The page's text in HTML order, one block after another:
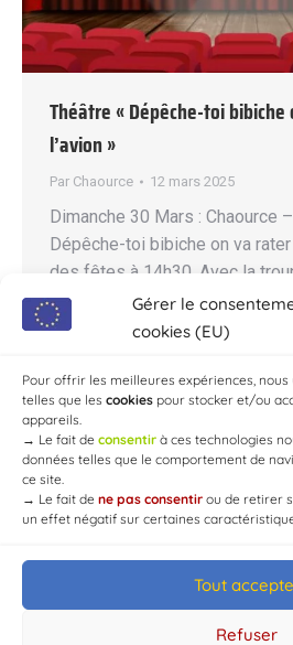
Gérer le
cookies (EU)
Pour offrir les meilleures expériences,
telles que les cookies pour stocker et/ou
appareils.
→ Le fait de consentir à ces technologies
données telles que le comportement de
ce site.
→ Le fait de ne pas consentir ou de retirer
un effet négatif sur certaines
Tout
Refuser
Théâtre « Dépêche-toi
l’avion »
Par Chaource 12 mars 2025
Dimanche 30 Mars : Chaource
Dépêche-toi bibiche on va rater
des fêtes à 14h30. Avec la
Flavy, une comédie en 3 actes
Petite restauration sur place.
Possibilité d’achat de…
© Mairie de Chaource [2004-2024]
Developed byWEB3-